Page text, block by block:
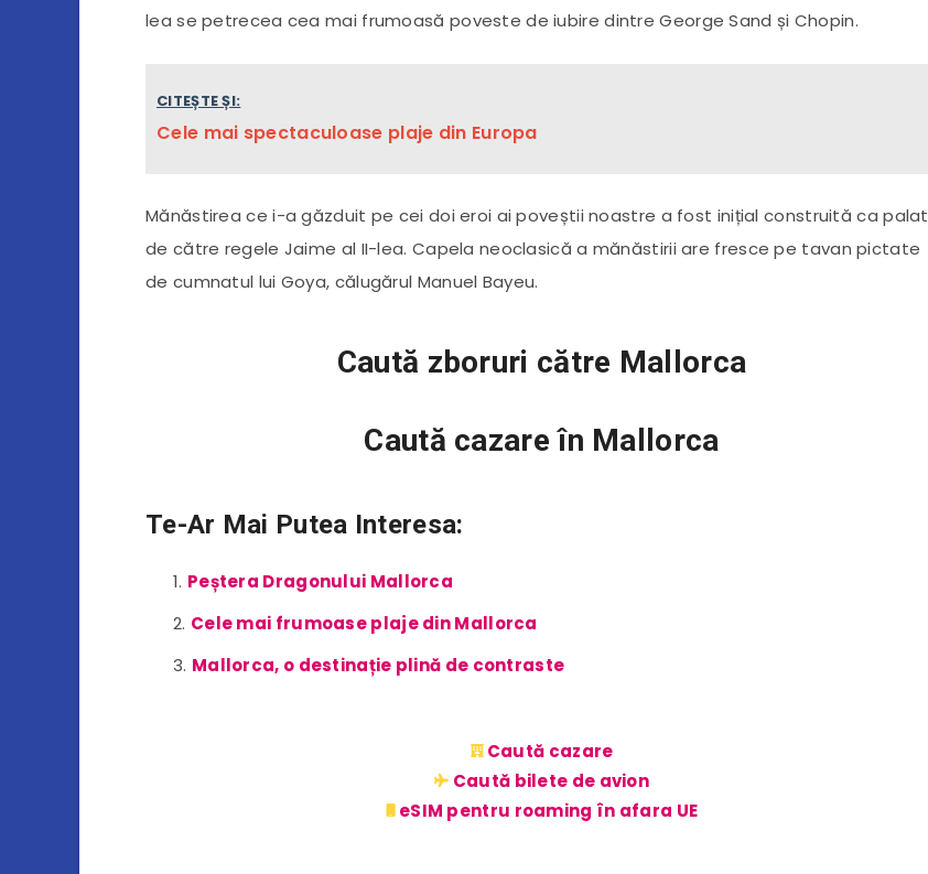
lea se petrecea cea mai frumoasă poveste de iubire dintre George Sand și Chopin.
CITEȘTE ȘI:
Cele mai spectaculoase plaje din Europa
Mănăstirea ce i-a găzduit pe cei doi eroi ai poveștii noastre a fost inițial construită ca palat
de către regele Jaime al II-lea. Capela neoclasică a mănăstirii are fresce pe tavan pictate
de cumnatul lui Goya, călugărul Manuel Bayeu.
Caută zboruri către Mallorca
Caută cazare în Mallorca
Te-Ar Mai Putea Interesa:
Peștera Dragonului Mallorca
Cele mai frumoase plaje din Mallorca
Mallorca, o destinație plină de contraste
Caută cazare
Caută bilete de avion
eSIM pentru roaming în afara UE